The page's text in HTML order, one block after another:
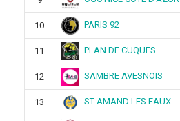
10 PARIS 92
11 PLAN DE CUQUES
12 SAMBRE AVESNOIS
13 ST AMAND LES EAUX